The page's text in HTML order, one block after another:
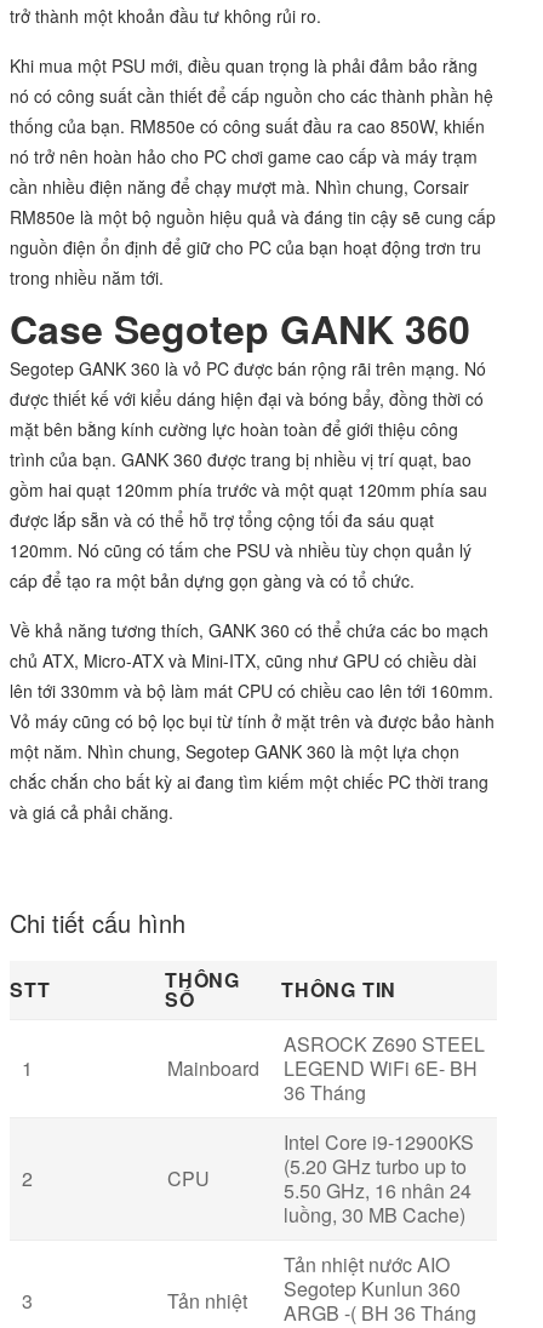
trở thành một khoản đầu tư không rủi ro.
Khi mua một PSU mới, điều quan trọng là phải đảm bảo rằng
nó có công suất cần thiết để cấp nguồn cho các thành phần hệ
thống của bạn. RM850e có công suất đầu ra cao 850W, khiến
nó trở nên hoàn hảo cho PC chơi game cao cấp và máy trạm
cần nhiều điện năng để chạy mượt mà. Nhìn chung, Corsair
RM850e là một bộ nguồn hiệu quả và đáng tin cậy sẽ cung cấp
nguồn điện ổn định để giữ cho PC của bạn hoạt động trơn tru
trong nhiều năm tới.
Case Segotep GANK 360
Segotep GANK 360 là vỏ PC được bán rộng rãi trên mạng. Nó
được thiết kế với kiểu dáng hiện đại và bóng bẩy, đồng thời có
mặt bên bằng kính cường lực hoàn toàn để giới thiệu công
trình của bạn. GANK 360 được trang bị nhiều vị trí quạt, bao
gồm hai quạt 120mm phía trước và một quạt 120mm phía sau
được lắp sẵn và có thể hỗ trợ tổng cộng tối đa sáu quạt
120mm. Nó cũng có tấm che PSU và nhiều tùy chọn quản lý
cáp để tạo ra một bản dựng gọn gàng và có tổ chức.
Về khả năng tương thích, GANK 360 có thể chứa các bo mạch
chủ ATX, Micro-ATX và Mini-ITX, cũng như GPU có chiều dài
lên tới 330mm và bộ làm mát CPU có chiều cao lên tới 160mm.
Vỏ máy cũng có bộ lọc bụi từ tính ở mặt trên và được bảo hành
một năm. Nhìn chung, Segotep GANK 360 là một lựa chọn
chắc chắn cho bất kỳ ai đang tìm kiếm một chiếc PC thời trang
và giá cả phải chăng.
Chi tiết cấu hình
STT THÔNG
SỐ THÔNG TIN
1 Mainboard
ASROCK Z690 STEEL
LEGEND WiFi 6E- BH
36 Tháng
2 CPU
Intel Core i9-12900KS
(5.20 GHz turbo up to
5.50 GHz, 16 nhân 24
luồng, 30 MB Cache)
3 Tản nhiệt
Tản nhiệt nước AIO
Segotep Kunlun 360
ARGB -( BH 36 Tháng